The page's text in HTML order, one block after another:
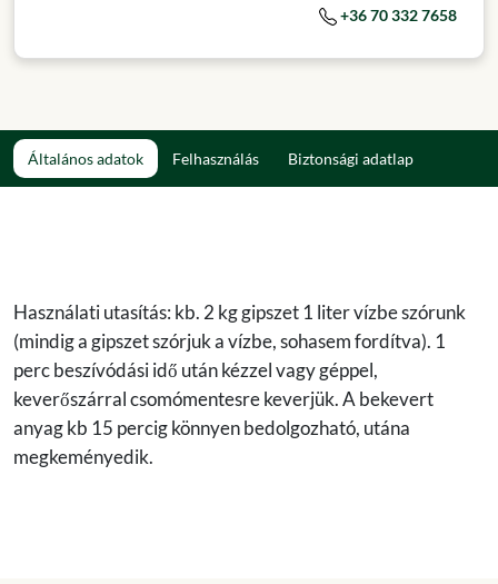
+36 70 332 7658
Általános adatok Felhasználás Biztonsági adatlap
Használati utasítás: kb. 2 kg gipszet 1 liter vízbe szórunk
(mindig a gipszet szórjuk a vízbe, sohasem fordítva). 1
perc beszívódási idő után kézzel vagy géppel,
keverőszárral csomómentesre keverjük. A bekevert
anyag kb 15 percig könnyen bedolgozható, utána
megkeményedik.